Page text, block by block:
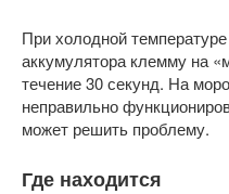
При холодной
аккумулятора клемму на
течение 30 секунд. На
неправильно
может решить проблему.
Где находится